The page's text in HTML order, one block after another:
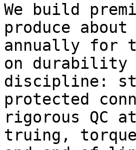
We build
produce
annually for
on durability
discipline:
protected
rigorous QC
truing,